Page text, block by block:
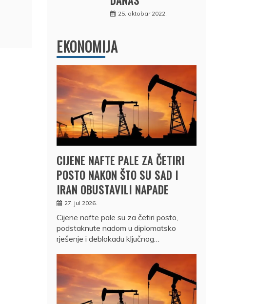
25. oktobar 2022.
EKONOMIJA
CIJENE NAFTE PALE ZA ČETIRI
POSTO NAKON ŠTO SU SAD I
IRAN OBUSTAVILI NAPADE
27. jul 2026.
Cijene nafte pale su za četiri posto,
podstaknute nadom u diplomatsko
rješenje i deblokadu ključnog…